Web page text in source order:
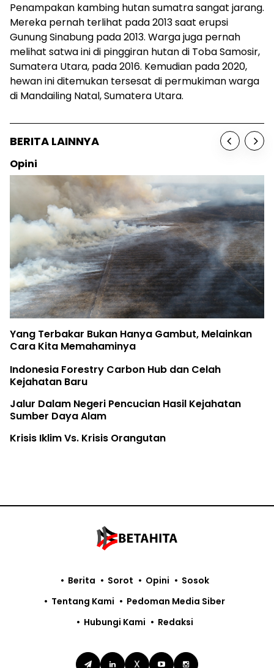
Penampakan kambing hutan sumatra sangat jarang.
Mereka pernah terlihat pada 2013 saat erupsi
Gunung Sinabung pada 2013. Warga juga pernah
melihat satwa ini di pinggiran hutan di Toba Samosir,
Sumatera Utara, pada 2016. Kemudian pada 2020,
hewan ini ditemukan tersesat di permukiman warga
di Mandailing Natal, Sumatera Utara.
BERITA LAINNYA
Opini
Yang Terbakar Bukan Hanya Gambut, Melainkan
Cara Kita Memahaminya
Indonesia Forestry Carbon Hub dan Celah
Kejahatan Baru
Jalur Dalam Negeri Pencucian Hasil Kejahatan
Sumber Daya Alam
Krisis Iklim Vs. Krisis Orangutan
X
Berita Sorot Opini
Sosok
Tentang Kami
Pedoman Media Siber
Hubungi Kami
Redaksi